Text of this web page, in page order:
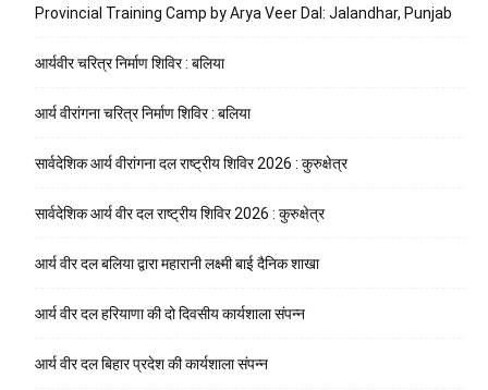
Provincial Training Camp by Arya Veer Dal: Jalandhar, Punjab
आर्यवीर चरित्र निर्माण शिविर : बलिया
आर्य वीरांगना चरित्र निर्माण शिविर : बलिया
सार्वदेशिक आर्य वीरांगना दल राष्ट्रीय शिविर 2026 : कुरुक्षेत्र
सार्वदेशिक आर्य वीर दल राष्ट्रीय शिविर 2026 : कुरुक्षेत्र
आर्य वीर दल बलिया द्वारा महारानी लक्ष्मी बाई दैनिक शाखा
आर्य वीर दल हरियाणा की दो दिवसीय कार्यशाला संपन्न
आर्य वीर दल बिहार प्रदेश की कार्यशाला संपन्न